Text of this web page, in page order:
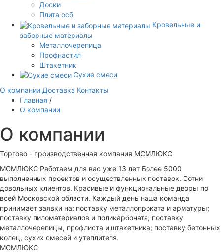
Доски
Плита осб
Кровельные и
заборные материалы
Металлочерепица
Профнастил
Штакетник
Сухие смеси
О компании Доставка Контакты
Главная /
О компании
О компании
Торгово - производственная компания МСМЛЮКС
МСМЛЮКС